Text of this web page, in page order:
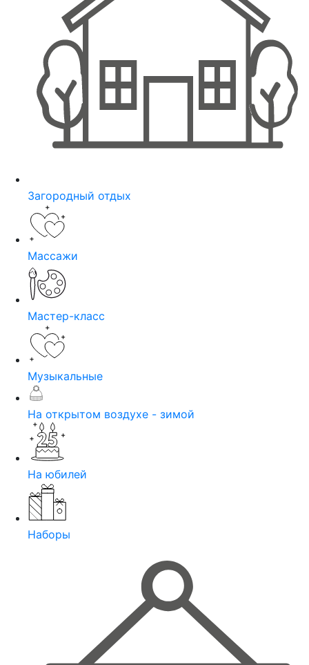
Загородный отдых
Массажи
Мастер-класс
Музыкальные
На открытом воздухе - зимой
На юбилей
Наборы